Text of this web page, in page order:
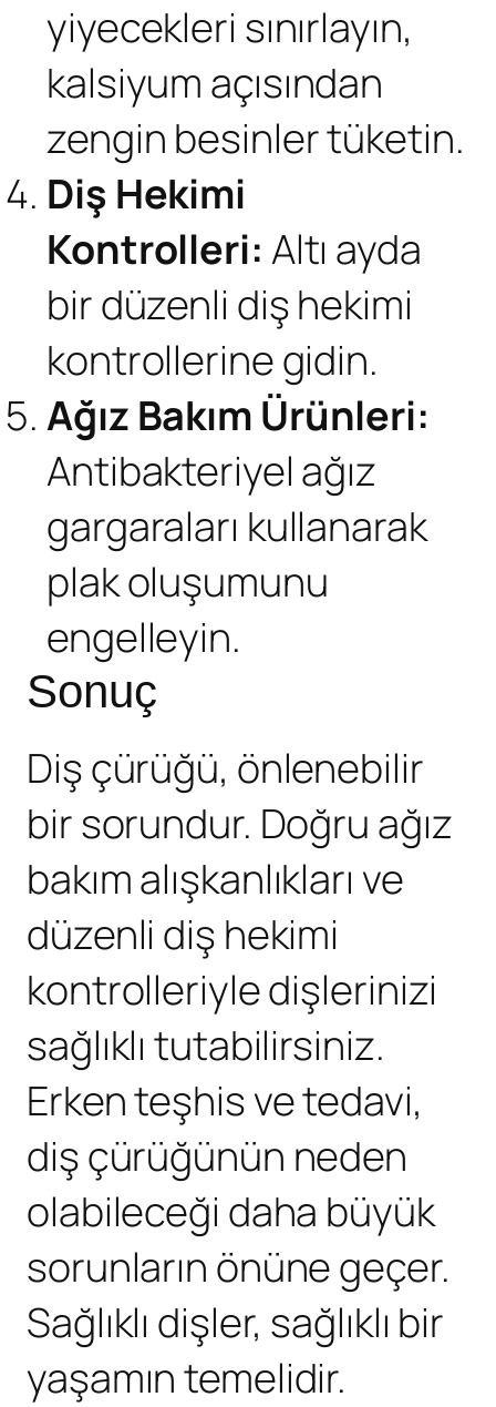
yiyecekleri sınırlayın,
kalsiyum açısından
zengin besinler tüketin.
Diş Hekimi
Kontrolleri: Altı ayda
bir düzenli diş hekimi
kontrollerine gidin.
Ağız Bakım Ürünleri:
Antibakteriyel ağız
gargaraları kullanarak
plak oluşumunu
engelleyin.
Sonuç
Diş çürüğü, önlenebilir
bir sorundur. Doğru ağız
bakım alışkanlıkları ve
düzenli diş hekimi
kontrolleriyle dişlerinizi
sağlıklı tutabilirsiniz.
Erken teşhis ve tedavi,
diş çürüğünün neden
olabileceği daha büyük
sorunların önüne geçer.
Sağlıklı dişler, sağlıklı bir
yaşamın temelidir.